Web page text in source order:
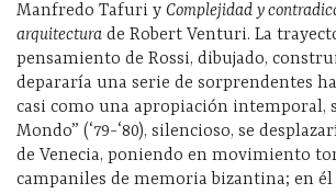
Manfredo Tafuri y Complejidad y
arquitectura de Robert Venturi. La
pensamiento de Rossi, dibujado,
depararía una serie de sorprendentes
casi como una apropiación intemporal,
Mondo” (‘79-‘80), silencioso, se
de Venecia, poniendo en movimiento
campaniles de memoria bizantina; en